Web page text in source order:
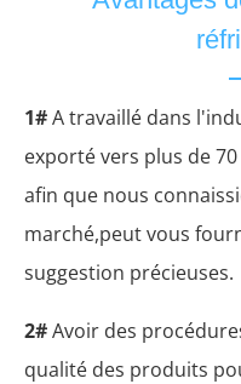
1#A travaillé dans
exporté vers plus de
afin que nous
marché,peut vous
suggestion précieuses.
2#Avoir des
qualité des produits